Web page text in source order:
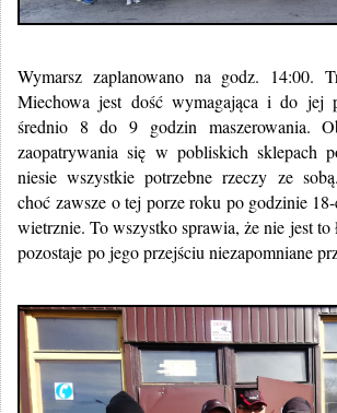
Wymarsz zaplanowano na godz. 14:00.
Miechowa jest dość wymagająca i do jej
średnio 8 do 9 godzin maszerowania.
zaopatrywania się w pobliskich sklepach
niesie wszystkie potrzebne rzeczy ze
choć zawsze o tej porze roku po godzinie
wietrznie. To wszystko sprawia, że nie jest to
pozostaje po jego przejściu niezapomniane